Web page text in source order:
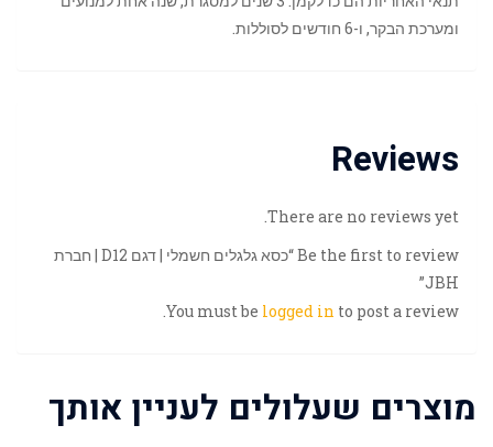
ומערכת הבקר, ו-6 חודשים לסוללות.
Reviews
There are no reviews yet.
Be the first to review “כסא גלגלים חשמלי | דגם D12 | חברת
JBH”
You must be logged in to post a review.
מוצרים שעלולים לעניין אותך